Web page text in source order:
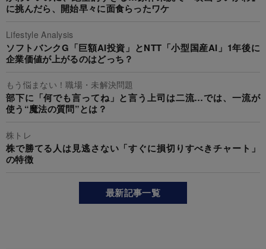
に挑んだら、開始早々に面食らったワケ
Lifestyle Analysis
ソフトバンクG「巨額AI投資」とNTT「小型国産AI」1年後に
企業価値が上がるのはどっち？
もう悩まない！職場・未解決問題
部下に「何でも言ってね」と言う上司は二流…では、一流が
使う“魔法の質問”とは？
株トレ
株で勝てる人は見逃さない「すぐに損切りすべきチャート」
の特徴
最新記事一覧